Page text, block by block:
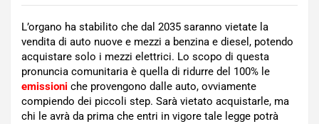
L’organo ha stabilito che dal 2035 saranno vietate la
vendita di auto nuove e mezzi a benzina e diesel, potendo
acquistare solo i mezzi elettrici. Lo scopo di questa
pronuncia comunitaria è quella di ridurre del 100% le
emissioni che provengono dalle auto, ovviamente
compiendo dei piccoli step. Sarà vietato acquistarle, ma
chi le avrà da prima che entri in vigore tale legge potrà